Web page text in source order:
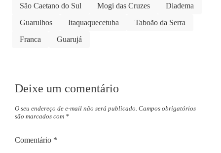
São Caetano do Sul
Mogi das Cruzes
Diadema
Guarulhos
Itaquaquecetuba
Taboão da Serra
Franca
Guarujá
Deixe um comentário
O seu endereço de e-mail não será publicado. Campos obrigatórios
são marcados com *
Comentário *